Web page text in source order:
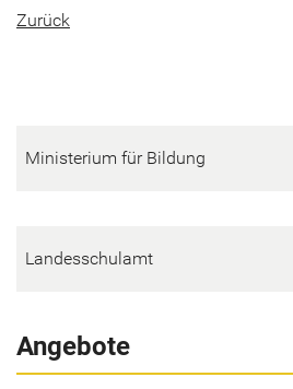
Zu­rück
Mi­nis­te­ri­um für Bil­dung
Lan­des­schul­amt
Angebote